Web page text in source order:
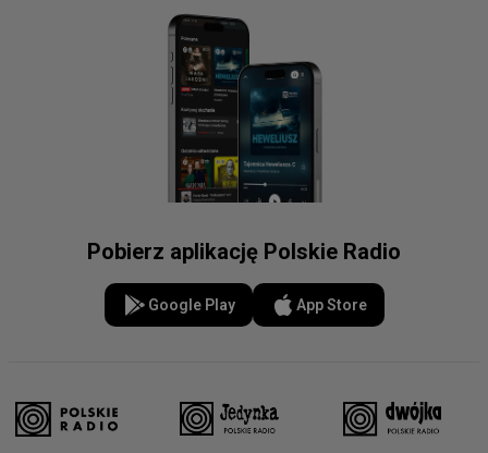
Pobierz aplikację Polskie Radio
Google Play App Store